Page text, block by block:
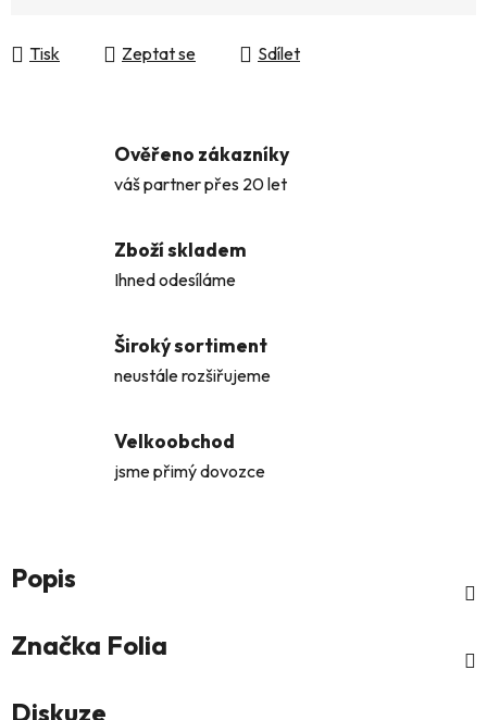
Tisk Zeptat se Sdílet
Ověřeno zákazníky
váš partner přes 20 let
Zboží skladem
Ihned odesíláme
Široký sortiment
neustále rozšiřujeme
Velkoobchod
jsme přimý dovozce
Popis
Značka Folia
Diskuze